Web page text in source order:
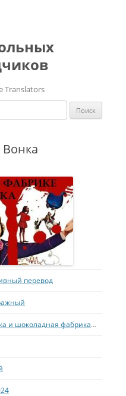
Translators
перевод
Вилли Вонка и шоколадная фабрика
, Слуга